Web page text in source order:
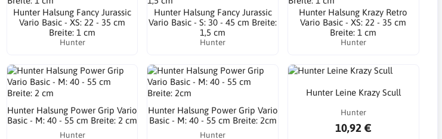
Hunter Halsung Fancy Jurassic
Vario Basic - XS: 22 - 35 cm
Breite: 1 cm
Hunter
Hunter Halsung Fancy Jurassic
Vario Basic - S: 30 - 45 cm Breite:
1,5 cm
Hunter
Hunter Halsung Krazy Retro
Vario Basic - XS: 22 - 35 cm
Breite: 1 cm
Hunter
Hunter Halsung Power Grip Vario
Basic - M: 40 - 55 cm Breite: 2 cm
Hunter
Hunter Halsung Power Grip Vario
Basic - M: 40 - 55 cm Breite: 2cm
Hunter
Hunter Leine Krazy Scull
Hunter
10,92 €